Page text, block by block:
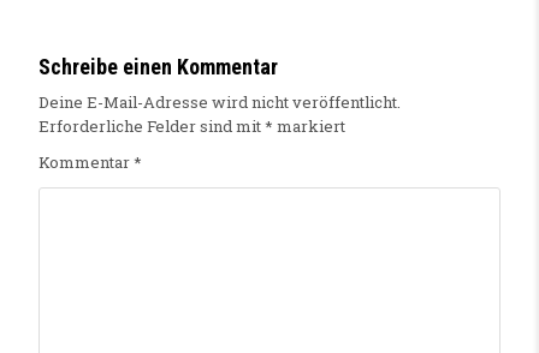
Schreibe einen Kommentar
Deine E-Mail-Adresse wird nicht veröffentlicht.
Erforderliche Felder sind mit* markiert
Kommentar*